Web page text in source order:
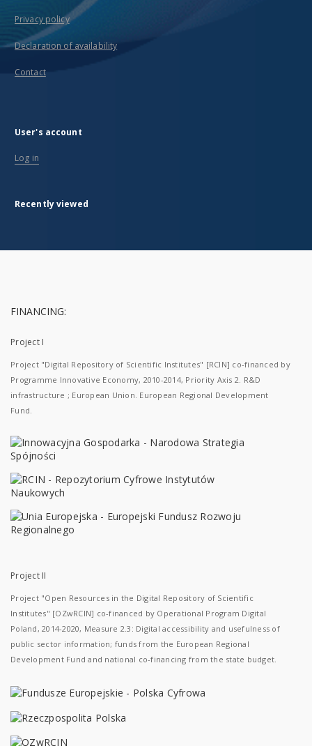
Privacy policy
Declaration of availability
Contact
User's account
Log in
Recently viewed
FINANCING:
Project I
Project "Digital Repository of Scientific Institutes" [RCIN] co-financed by
Programme Innovative Economy, 2010-2014, Priority Axis 2. R&D
infrastructure ; European Union. European Regional Development
Fund.
Project II
Project "Open Resources in the Digital Repository of Scientific
Institutes" [OZwRCIN] co-financed by Operational Program Digital
Poland, 2014-2020, Measure 2.3: Digital accessibility and usefulness of
public sector information; funds from the European Regional
Development Fund and national co-financing from the state budget.